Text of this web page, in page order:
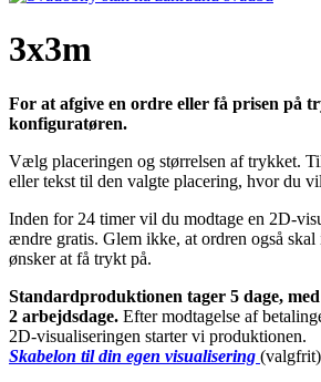
3x3m
For at afgive en ordre eller få prisen på
konfiguratøren.
Vælg placeringen og størrelsen af trykket.
eller tekst til den valgte placering, hvor du
Inden for 24 timer vil du modtage en 2D-
ændre gratis. Glem ikke, at ordren også skal
ønsker at få trykt på.
Standardproduktionen tager 5 dage,
2 arbejdsdage. Efter modtagelse af
2D-visualiseringen starter vi produktionen.
Skabelon til din egen visualisering